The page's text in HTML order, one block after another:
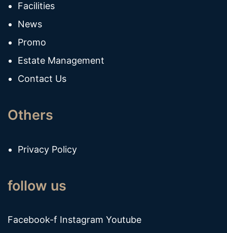
Facilities
News
Promo
Estate Management
Contact Us
Others
Privacy Policy
follow us
Facebook-f Instagram Youtube